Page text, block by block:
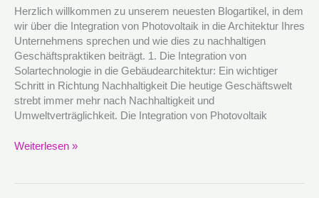
Herzlich willkommen zu unserem neuesten Blogartikel, in dem
wir über die Integration von Photovoltaik in die Architektur Ihres
Unternehmens sprechen und wie dies zu nachhaltigen
Geschäftspraktiken beiträgt. 1. Die Integration von
Solartechnologie in die Gebäudearchitektur: Ein wichtiger
Schritt in Richtung Nachhaltigkeit Die heutige Geschäftswelt
strebt immer mehr nach Nachhaltigkeit und
Umweltverträglichkeit. Die Integration von Photovoltaik
Ihres
Unternehmens
integrieren
können
Weiterlesen »